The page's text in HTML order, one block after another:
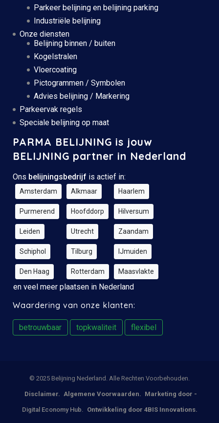
Parkeer belijning en belijning parking
Industriële belijning
Onze diensten
Belijning binnen / buiten
Kogelstralen
Vloercoating
Pictogrammen / Symbolen
Advies belijning / Markering
Parkeervak regels
Speciale belijning op maat
PARMA BELIJNING is jouw
BELIJNING partner in Nederland
Ons belijningsbedrijf is actief in:
Amsterdam Alkmaar Haarlem
Purmerend Hoofddorp Hilversum
Leiden Utrecht Zaandam
Schiphol Tilburg IJmuiden
Den Haag Rotterdam Maasvlakte
en veel meer plaatsen in Nederland
Waardering van onze klanten:
betrouwbaar topkwaliteit flexibel
© 2025 Belijning Nederland. Alle Rechten Voorbehouden.
Disclaimer. Algemene Voorwaarden. Marketing door -
Digital Economy Hub. Ontwikkeling door 4BIS Innovations.